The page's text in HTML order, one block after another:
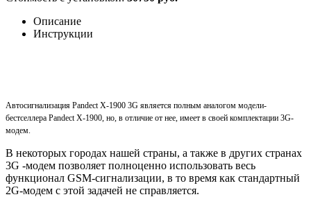
Описание
Инструкции
Автосигнализация Pandect X-1900 3G является полным аналогом модели-
бестселлера Pandect X-1900 , но, в отличие от нее, имеет в своей комплектации 3G-
модем.
В некоторых городах нашей страны, а также в других странах
3G -модем позволяет полноценно использовать весь
функционал GSM-сигнализации, в то время как стандартный
2G-модем с этой задачей не справляется.